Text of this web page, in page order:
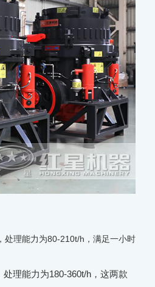
处理能力为80-210t/h，满足一小时
理能力为180-360t/h，这两款